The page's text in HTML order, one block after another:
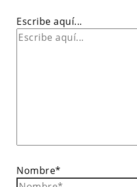
Escribe aquí...
Nombre*